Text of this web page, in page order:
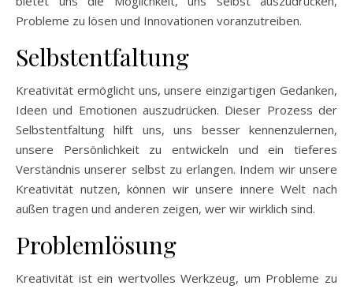
Probleme zu lösen und Innovationen voranzutreiben.
Selbstentfaltung
Kreativität ermöglicht uns, unsere einzigartigen Gedanken,
Ideen und Emotionen auszudrücken. Dieser Prozess der
Selbstentfaltung hilft uns, uns besser kennenzulernen,
unsere Persönlichkeit zu entwickeln und ein tieferes
Verständnis unserer selbst zu erlangen. Indem wir unsere
Kreativität nutzen, können wir unsere innere Welt nach
außen tragen und anderen zeigen, wer wir wirklich sind.
Problemlösung
Kreativität ist ein wertvolles Werkzeug, um Probleme zu